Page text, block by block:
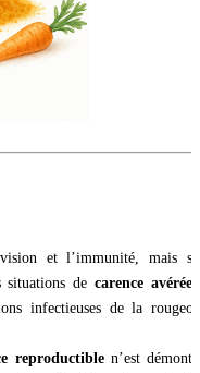
et l’immunité, mais
situations decarence avérée
infectieuses de la
reproductiblen’est